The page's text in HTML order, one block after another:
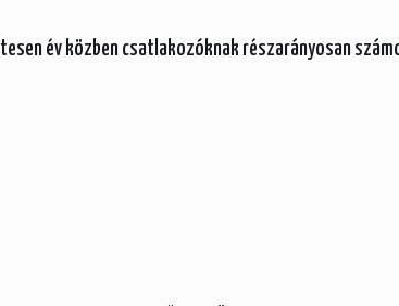
év közben csatlakozóknak részarányosan